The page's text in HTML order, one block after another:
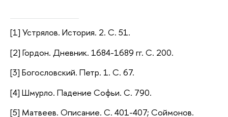
[1] Устрялов. История. 2. С. 51.
[2] Гордон. Дневник. 1684-1689 гг. С. 200.
[3] Богословский. Петр. 1. С. 67.
[4] Шмурло. Падение Софьи. С. 790.
[5] Матвеев. Описание. С. 401-407; Соймонов.